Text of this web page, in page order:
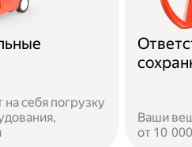
себя погрузку
Ваши
от 10